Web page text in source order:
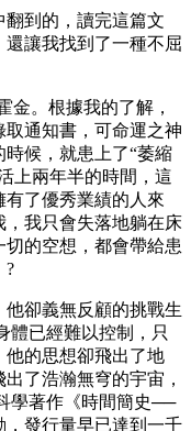
到的，讀完這篇文
讓我找到了一種不屈
。根據我的了解，
通知書，可命運之神
候，就患上了“萎縮
上兩年半的時間，這
了優秀業績的人來
我只會失落地躺在床
切的空想，都會帶給患
?
卻義無反顧的挑戰生
體已經難以控制，只
他的思想卻飛出了地
了浩瀚無穹的宇宙，
學著作《時間簡史──
發行量早已達到一千